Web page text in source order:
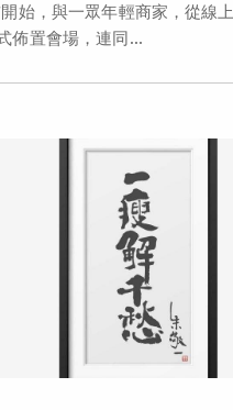
始，與一眾年輕商家，從線上
佈置會場，連同...